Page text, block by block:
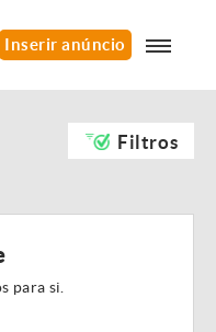
Inserir anúncio
Filtros
para si.